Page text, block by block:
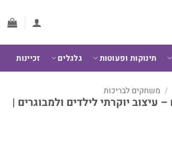
תינוקות ופעוטות גלגלים זכיינות
/ משחקים לבריכות
יוקרתי לילדים ולמבוגרים |